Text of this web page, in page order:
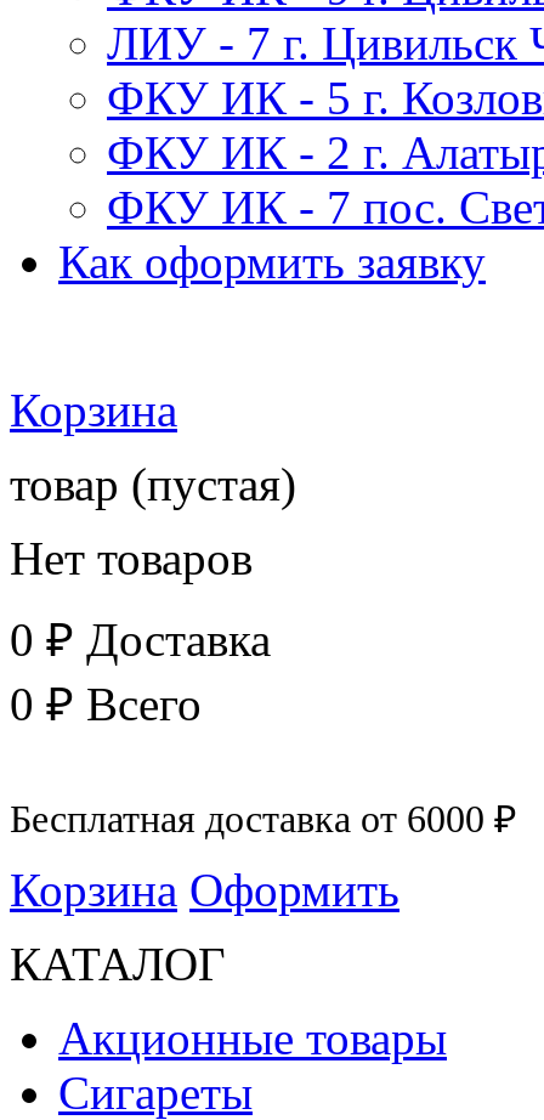
ЛИУ - 7 г. Цивильск
ФКУ ИК - 5 г.
ФКУ ИК - 2 г.
ФКУ ИК - 7 пос.
Как оформить заявку
Корзина
товар (пустая)
Нет товаров
0 ₽ Доставка
0 ₽ Всего
Бесплатная доставка от 6000 ₽
Корзина Оформить
КАТАЛОГ
Акционные товары
Сигареты